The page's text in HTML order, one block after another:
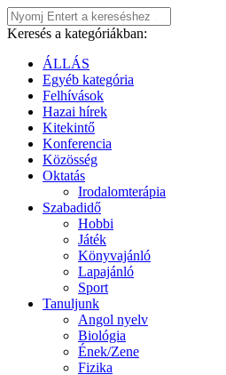
Keresés a kategóriákban:
ÁLLÁS
Egyéb kategória
Felhívások
Hazai hírek
Kitekintő
Konferencia
Közösség
Oktatás
Irodalomterápia
Szabadidő
Hobbi
Játék
Könyvajánló
Lapajánló
Sport
Tanuljunk
Angol nyelv
Biológia
Ének/Zene
Fizika